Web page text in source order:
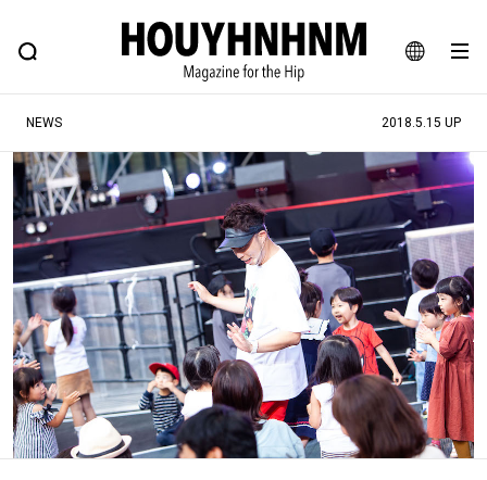
JA
EN
FEATURE BLOG SNAP
ヒップなファッション、カルチャー、ライフスタイルWEBマガジン
#注目のタグ
#SHOPPING ADDICT #憧れの逸品
#ESSENTIAL DESIGNS #古着サミット
#NEW VINTAGE #マイナーグッド図鑑
#路地裏てぃーん。 #MONTHLY JOURNAL
#GH 銘品の所以 #フイナムのYouTube
#Commune H #FOCUS IT #AH.H
#ととけん #FASHION #MUSIC #MOVIE
NEWS 2018.5.15 UP